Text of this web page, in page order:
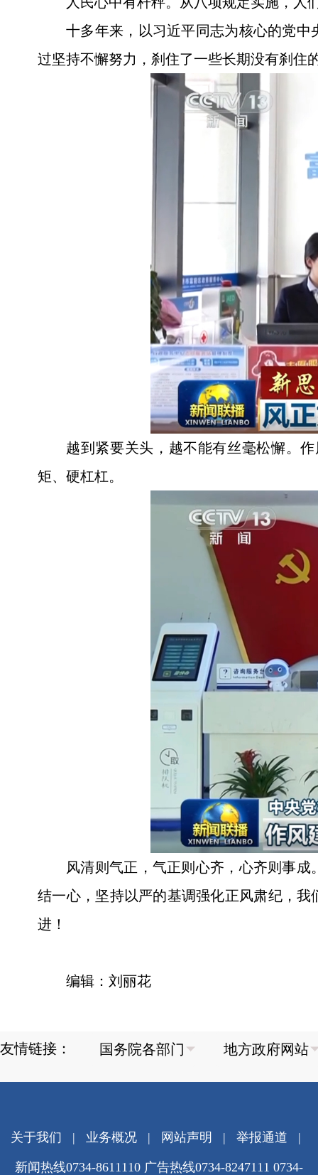
十多年来，以习近平同志为核心的党
过坚持不懈努力，刹住了一些长期没有刹住
越到紧要关头，越不能有丝毫松懈。
矩、硬杠杠。
风清则气正，气正则心齐，心齐则事
结一心，坚持以严的基调强化正风肃纪，
进！
编辑：刘丽花
友情链接：
关于我们 | 业务概况| 网站声明 | 举报通道 |
新闻热线0734-8611110 广告热线0734-8247111 0734-